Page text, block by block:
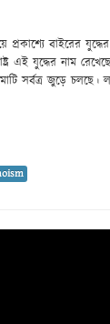
বাইরের
এই যুদ্ধের নাম
সর্বত্র জুড়ে চলছে।